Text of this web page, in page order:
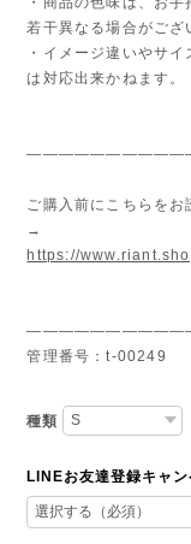
若干異なる場合がござ
・イメージ違いやサ
は対応出来かねます。
ご購入前にこちらをお
→
https://
管理番号：t-00249
種類
LINEお友達登録キャン